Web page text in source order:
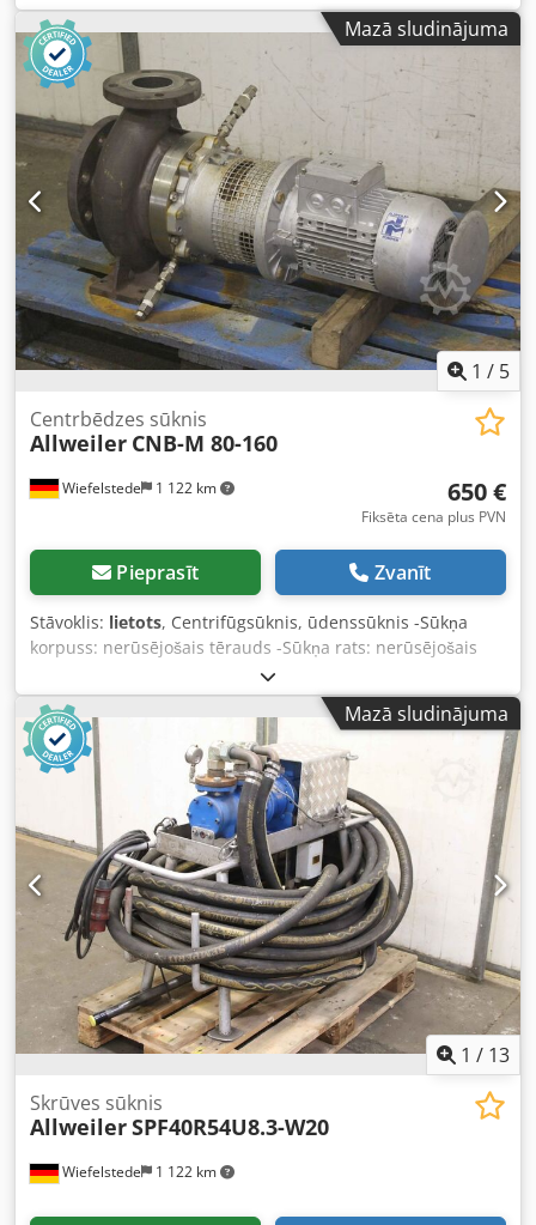
Spiediena augstums: 7 bāri - Apgriezieni: 1400 apgr./min -
Dzinēja jauda: 0,55 kW - Izmēri: 600/260/H260 mm Credpjb
A Ryyjfx Af Dof - Svars: 36 kg
Mazā sludinājuma
1 / 5
Wiefelstede 1 122 km
Centrbēdzes sūknis
Allweiler CNB-M 80-160
650 €
Fiksēta cena plus PVN
Pieprasīt Zvanīt
Stāvoklis: lietots, Centrifūgsūknis, ūdenssūknis -Sūkņa
korpuss: nerūsējošais tērauds -Sūkņa rats: nerūsējošais
tērauds -Maks. padeves jauda: 80 m³/h -Maks. pacēluma
augstums: 4 mWs -Motora jauda: 2,5 kW -Apgriezienu
skaits: 1415 apgr./min -Cauruļvadu pieslēgums, ieeja:
DN125 -Cauruļvadu pieslēgums, izeja: DN80 -Izmēri:
Crjdedwc I Dspfx Af Dof -Svars: 125 kg
Mazā sludinājuma
1 / 13
Wiefelstede 1 122 km
Skrūves sūknis
AllweilerSPF40R54U8.3-W20